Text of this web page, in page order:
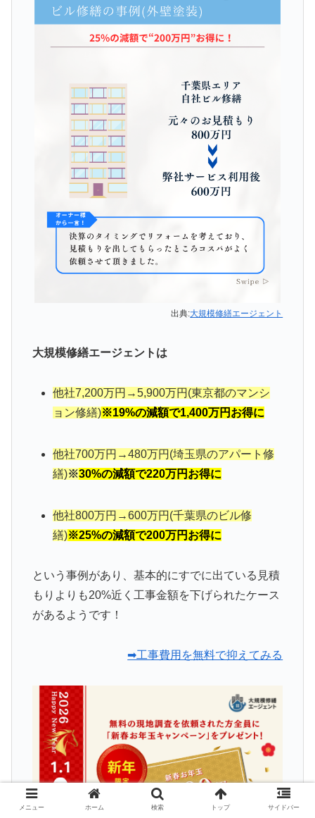
出典:大規模修繕エージェント
大規模修繕エージェントは
他社7,200万円→5,900万円(東京都のマンシ
ョン修繕)※19%の減額で1,400万円お得に
他社700万円→480万円(埼玉県のアパート修
繕)※30%の減額で220万円お得に
他社800万円→600万円(千葉県のビル修
繕)※25%の減額で200万円お得に
という事例があり、基本的にすでに出ている見積
もりよりも20%近く工事金額を下げられたケース
があるようです！
➡工事費用を無料で抑えてみる
メニュー ホーム 検索 トップ サイドバー